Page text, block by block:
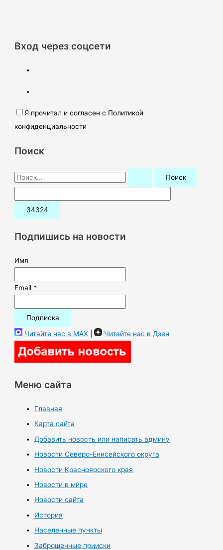
Вход через соцсети
Я прочитал и согласен с Политикой
конфиденциальности
Поиск
П
о
и
:Подпишись на новости
Имя
Email *
Читайте нас в MAX | Читайте нас в Дзен
Меню сайта
Главная
Карта сайта
Добавить новость или написать админу
Новости Северо-Енисейского округа
Новости Красноярского края
Новости в мире
Новости сайта
История
Населенные пункты
Заброшенные прииски